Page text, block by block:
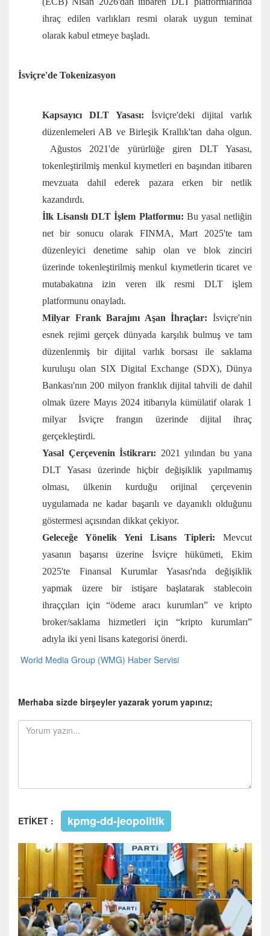
ihraç edilen varlıkları resmi olarak uygun teminat
olarak kabul etmeye başladı.
İsviçre'de Tokenizasyon
Kapsayıcı DLT Yasası: İsviçre'deki dijital varlık
düzenlemeleri AB ve Birleşik Krallık'tan daha olgun.
Ağustos 2021'de yürürlüğe giren DLT Yasası,
tokenleştirilmiş menkul kıymetleri en başından itibaren
mevzuata dahil ederek pazara erken bir netlik
kazandırdı.
İlk Lisanslı DLT İşlem Platformu: Bu yasal netliğin
net bir sonucu olarak FINMA, Mart 2025'te tam
düzenleyici denetime sahip olan ve blok zinciri
üzerinde tokenleştirilmiş menkul kıymetlerin ticaret ve
mutabakatına izin veren ilk resmi DLT işlem
platformunu onayladı.
Milyar Frank Barajını Aşan İhraçlar: İsviçre'nin
esnek rejimi gerçek dünyada karşılık bulmuş ve tam
düzenlenmiş bir dijital varlık borsası ile saklama
kuruluşu olan SIX Digital Exchange (SDX), Dünya
Bankası'nın 200 milyon franklık dijital tahvili de dahil
olmak üzere Mayıs 2024 itibarıyla kümülatif olarak 1
milyar İsviçre frangın üzerinde dijital ihraç
gerçekleştirdi.
Yasal Çerçevenin İstikrarı: 2021 yılından bu yana
DLT Yasası üzerinde hiçbir değişiklik yapılmamış
olması, ülkenin kurduğu orijinal çerçevenin
uygulamada ne kadar başarılı ve dayanıklı olduğunu
göstermesi açısından dikkat çekiyor.
Geleceğe Yönelik Yeni Lisans Tipleri: Mevcut
yasanın başarısı üzerine İsviçre hükümeti, Ekim
2025'te Finansal Kurumlar Yasası'nda değişiklik
yapmak üzere bir istişare başlatarak stablecoin
ihraççıları için “ödeme aracı kurumları” ve kripto
broker/saklama hizmetleri için “kripto kurumları”
adıyla iki yeni lisans kategorisi önerdi.
World Media Group (WMG) Haber Servisi
Merhaba sizde birşeyler yazarak yorum yapınız;
ETİKET : kpmg-dd-jeopolitik